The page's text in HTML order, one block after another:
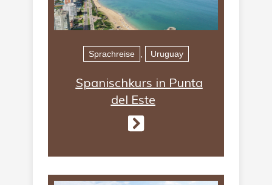
Sprachreise Uruguay
Spanischkurs in Punta
del Este